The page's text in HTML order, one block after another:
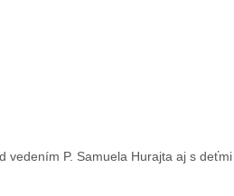
vedením P. Samuela Hurajta aj s deťmi